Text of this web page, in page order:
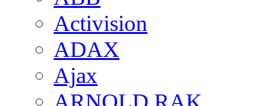
Activision
ADAX
Ajax